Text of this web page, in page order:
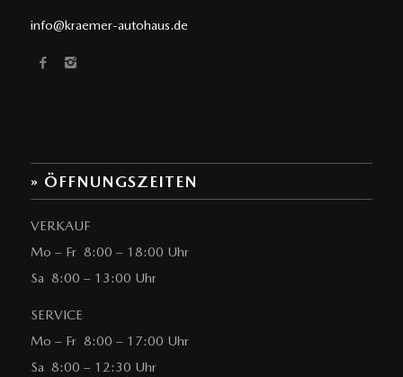
info@kraemer-autohaus.de
» ÖFFNUNGSZEITEN
VERKAUF
Mo – Fr 8:00 – 18:00 Uhr
Sa 8:00 – 13:00 Uhr
SERVICE
Mo – Fr 8:00 – 17:00 Uhr
Sa 8:00 – 12:30 Uhr